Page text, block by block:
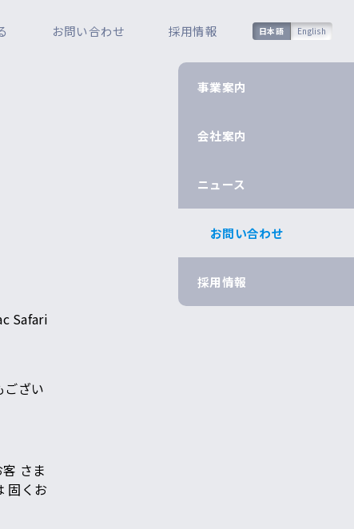
お問い合わせ 採用情報 日本語 English
Safari
ござい
さま
固くお
事業案内
会社案内
ニュース
お問い合わせ
採用情報